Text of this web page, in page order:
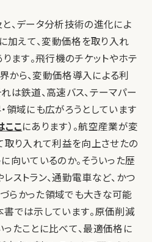
、データ分析技術の進化によ
加えて、変動価格を取り入れ
ます。飛行機のチケットやホテ
から、変動価格導入による利
は鉄道、高速バス、テーマパー
領域にも広がろうとしています
ここにあります）。航空産業が変
取り入れて利益を向上させたの
向いているのか。そういった歴
ストラン、通勤電車など、かつ
らかった領域でも大きな可能
では示しています。原価削減
たことに比べて、最適価格に